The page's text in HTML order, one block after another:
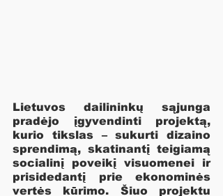
Lietuvos dailininkų sąjunga
pradėjo įgyvendinti projektą,
kurio tikslas – sukurti dizaino
sprendimą, skatinantį teigiamą
socialinį poveikį visuomenei ir
prisidedantį prie ekonominės
vertės kūrimo. Šiuo projektu